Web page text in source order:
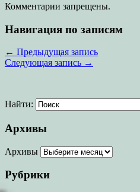
Комментарии запрещены.
Навигация по записям
← Предыдущая запись
Следующая запись →
Найти:
Архивы
Архивы
Рубрики